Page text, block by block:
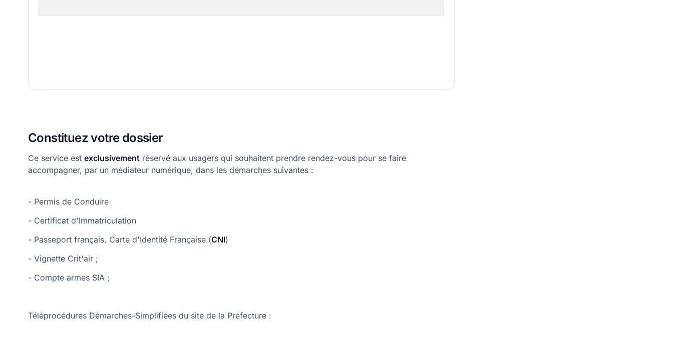
Constituez votre dossier
Ce service est exclusivement réservé aux usagers qui souhaitent prendre rendez-vous pour se faire
accompagner, par un médiateur numérique, dans les démarches suivantes :
- Permis de Conduire
- Certificat d'Immatriculation
- Passeport français, Carte d'Identité Française (CNI)
- Vignette Crit'air ;
- Compte armes SIA ;
Téléprocédures Démarches-Simplifiées du site de la Préfecture :